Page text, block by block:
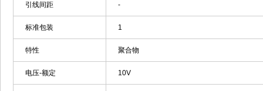
引线间距 -
标准包装 1
特性 聚合物
电压-额定 10V